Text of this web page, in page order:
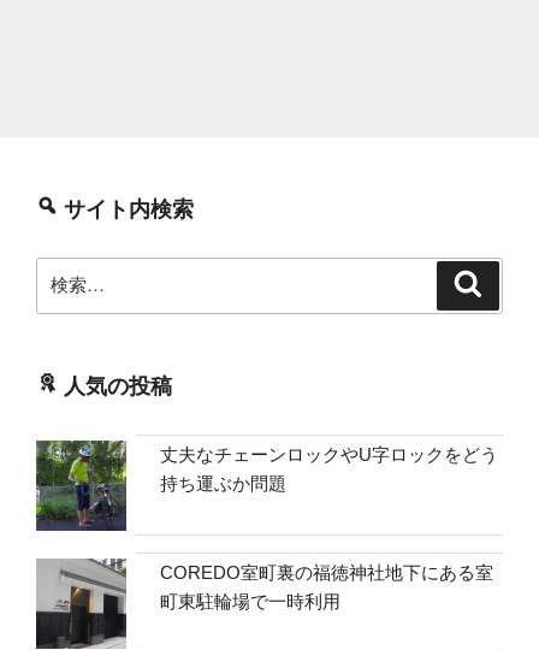
サイト内検索
索:
人気の投稿
丈夫なチェーンロックやU字ロックをどう
持ち運ぶか問題
COREDO室町裏の福徳神社地下にある室
町東駐輪場で一時利用